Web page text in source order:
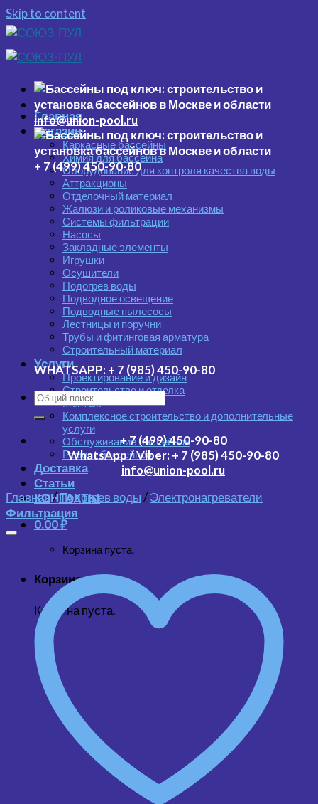
Skip to content
Главная
Магазин
Каркасные бассейны
Химия для бассейна
Оборудование для контроля качества воды
Аттракционы
Отделочный материал
Жалюзи и роликовые механизмы
Системы фильтрации
Насосы
Закладные элементы
Игрушки
Осушители
Подогрев воды
Подводное освещение
Подводные пылесосы
Лестницы и поручни
Трубы и фитинговая арматура
Строительный материал
Услуги
Проектирование и дизайн
Строительство и отделка
Монтаж
Комплексное строительство и дополнительные
услуги
Обслуживание бассейнов
Ремонт бассейнов
Доставка
Статьи
КОНТАКТЫ
0.00₽
Корзина пуста.
Корзина
Корзина пуста.
info@union-pool.ru
+ 7 (499) 450-90-80
WHATSAPP: + 7 (985) 450-90-80
+ 7 (499) 450-90-80
WhatsApp / Viber: + 7 (985) 450-90-80
info@union-pool.ru
Главная/Подогрев воды/Электронагреватели
Фильтрация